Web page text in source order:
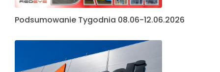
Podsumowanie Tygodnia 08.06-12.06.2026